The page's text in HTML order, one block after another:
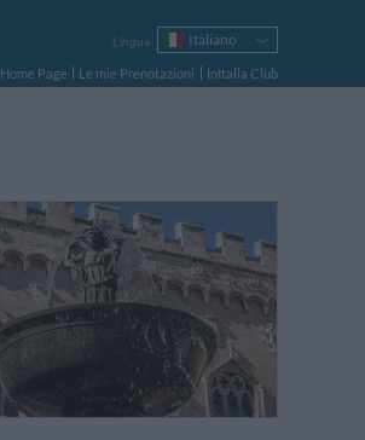
Lingua
Italiano
English
Français
Home Page Le mie Prenotazioni
InItalia Club